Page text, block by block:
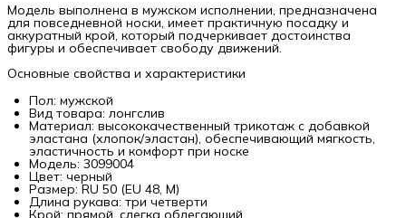
Модель выполнена в мужском исполнении, предназначена
для повседневной носки, имеет практичную посадку и
аккуратный крой, который подчеркивает достоинства
фигуры и обеспечивает свободу движений.
Основные свойства и характеристики
Пол: мужской
Вид товара: лонгслив
Материал: высококачественный трикотаж с добавкой
эластана (хлопок/эластан), обеспечивающий мягкость,
эластичность и комфорт при носке
Модель: 3099004
Цвет: черный
Размер: RU 50 (EU 48, M)
Длина рукава: три четверти
Крой: прямой, слегка облегающий